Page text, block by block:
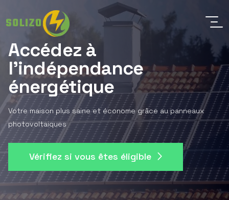
Accédez à
l'indépendance
énergétique
Votre maison plus saine et économe grâce au panneaux
photovoltaiques
Vérifiez si vous êtes éligible